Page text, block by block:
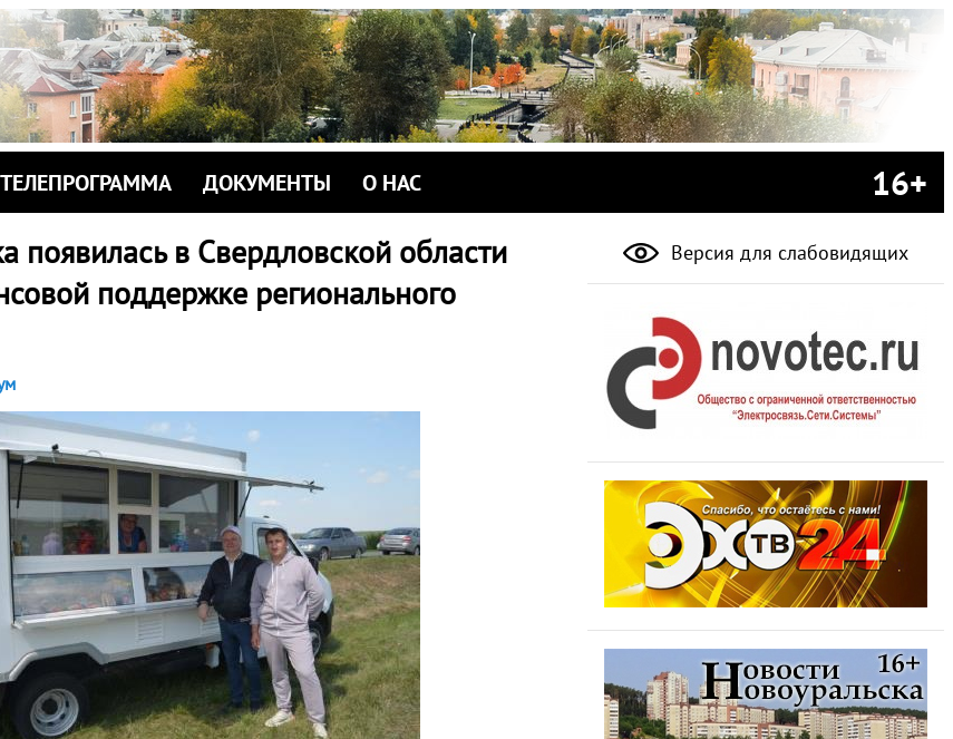
ТЕЛЕПРОГРАММА ДОКУМЕНТЫ О НАС 16+
появилась в Свердловской области
поддержке регионального
Версия для слабовидящих